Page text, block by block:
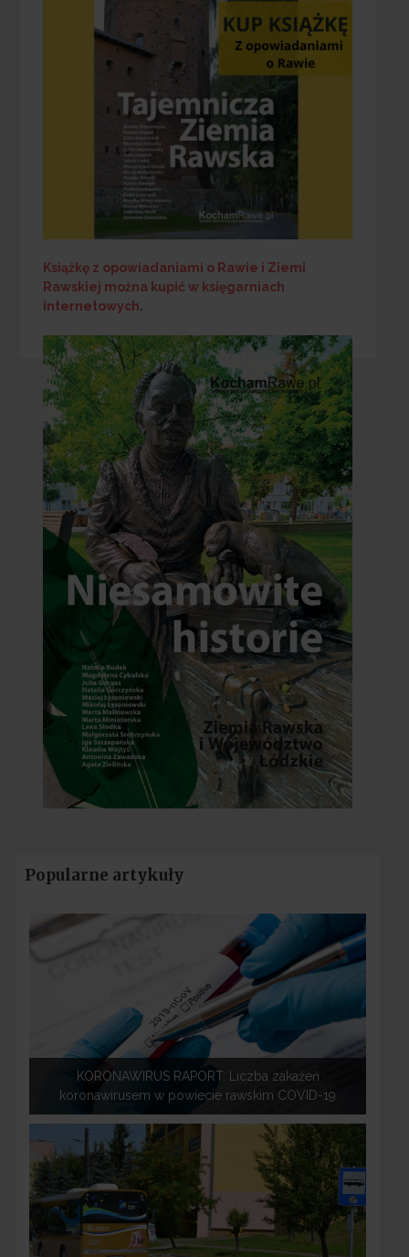
Książkę z opowiadaniami o Rawie i Ziemi
Rawskiej można kupić w księgarniach
internetowych.
Popularne artykuły
KORONAWIRUS RAPORT: Liczba zakażeń
koronawirusem w powiecie rawskim COVID-19